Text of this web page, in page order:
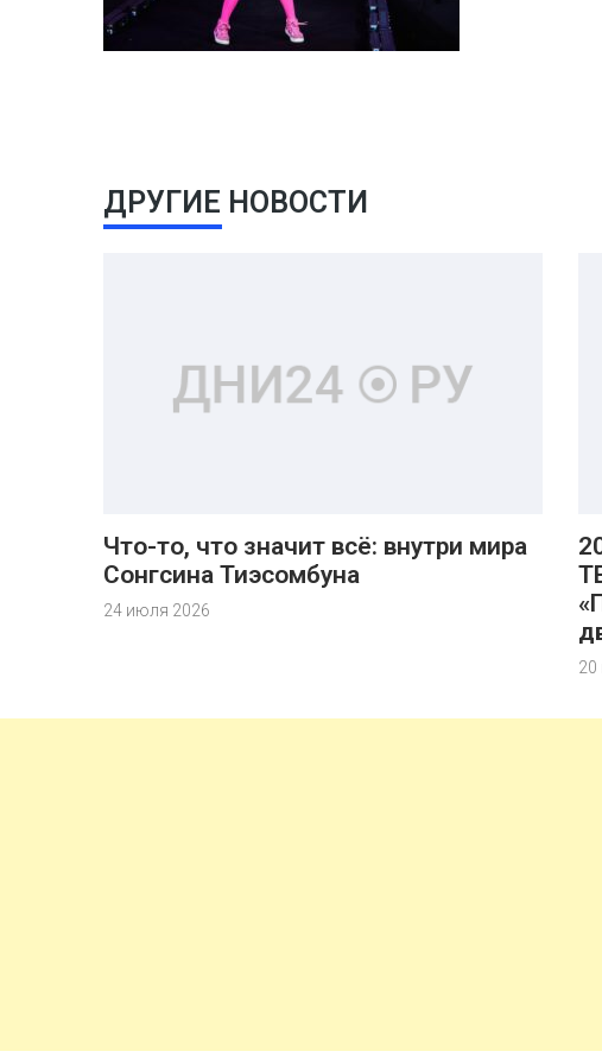
ДРУГИЕ НОВОСТИ
Что-то, что значит всё: внутри мира
Сонгсина Тиэсомбуна
24 июля 2026
20